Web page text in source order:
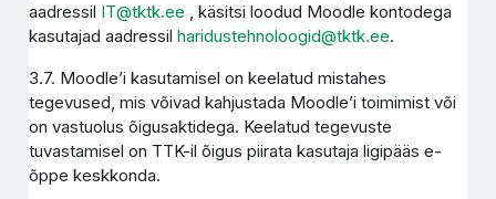
aadressil IT@tktk.ee , käsitsi loodud Moodle kontodega
kasutajad aadressilharidustehnoloogid@tktk.ee.
3.7. Moodle’i kasutamisel on keelatud mistahes
tegevused, mis võivad kahjustada Moodle’i toimimist või
on vastuolus õigusaktidega. Keelatud tegevuste
tuvastamisel on TTK-il õigus piirata kasutaja ligipääs e-
õppe keskkonda.